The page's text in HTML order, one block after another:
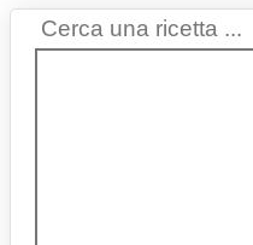
Search
...